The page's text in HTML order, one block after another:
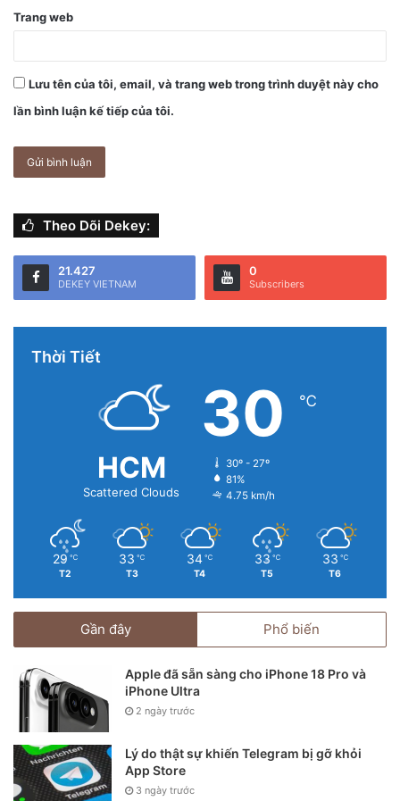
Trang web
Lưu tên của tôi, email, và trang web trong trình duyệt này cho
lần bình luận kế tiếp của tôi.
Theo Dõi Dekey:
21.427
DEKEY VIETNAM
0
Subscribers
Thời Tiết
HCM
Scattered Clouds
30 ℃
30º - 27º
81%
4.75 km/h
29 ℃
T2
33 ℃
T3
34 ℃
T4
33 ℃
T5
33 ℃
T6
Gần đây Phổ biến
Apple đã sẵn sàng cho iPhone 18 Pro và
iPhone Ultra
2 ngày trước
Lý do thật sự khiến Telegram bị gỡ khỏi
App Store
3 ngày trước